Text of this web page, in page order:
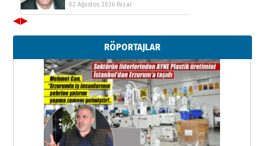
02 Ağustos 2026 Pazar
Erzurumspor’un köşe taşları
29 Haziran 2026 Pazartesi
Kenan GÜLERCİ
Murat Şahsuvaroğlu ERKON’da
çıtayı yukarı taşırken,
yönetimdekiler aşağı
çekmemeli!
17 Şubat 2026 Salı Orhan BOZKURT
◀▶
RÖPORTAJLAR